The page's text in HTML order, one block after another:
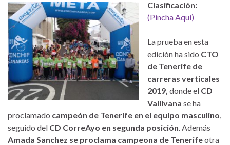
Clasificación:
(Pincha Aquí)
La prueba en esta
edición ha sido CTO
de Tenerife de
carreras verticales
2019, donde el CD
Vallivana se ha
proclamado campeón de Tenerife en el equipo masculino,
seguido del CD CorreAyo en segunda posición. Además
Amada Sanchez se proclama campeona de Tenerifeotra